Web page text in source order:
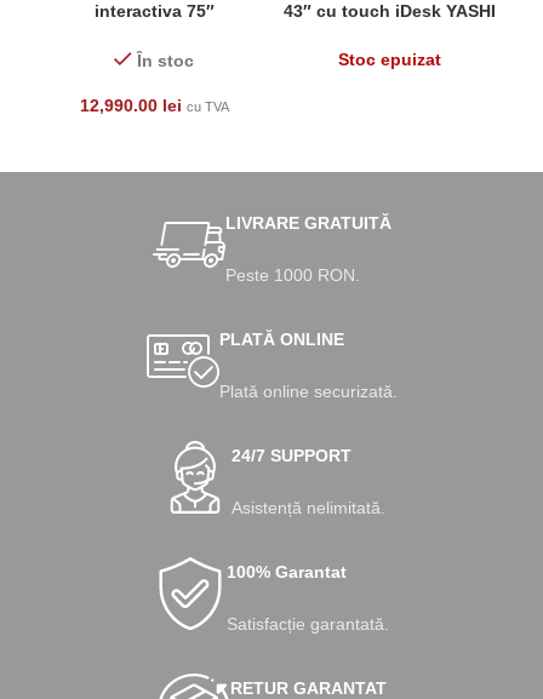
interactiva 75″
mobil Multibrackets MB-
În stoc
12,990.00 lei cu TVA
43″ cu touch iDesk YASHI
Android 11, reglabil pe
Stoc epuizat
LIVRARE GRATUITĂ
Peste 1000 RON.
PLATĂ ONLINE
Plată online securizată.
24/7 SUPPORT
Asistență nelimitată.
100% Garantat
Satisfacție garantată.
RETUR GARANTAT